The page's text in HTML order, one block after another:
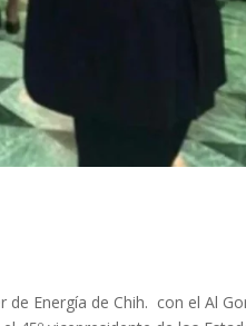
Energía de Chih. con el Al